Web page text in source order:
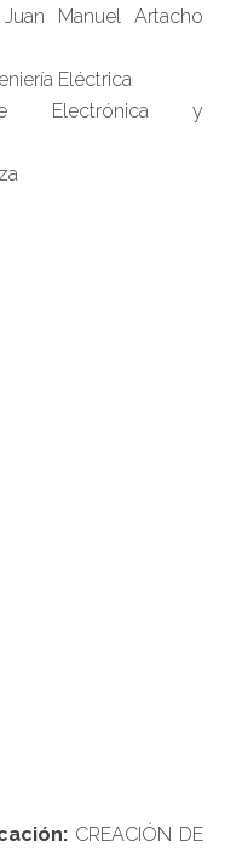
Manuel Artacho
Eléctrica
Electrónica y
CREACIÓN DE